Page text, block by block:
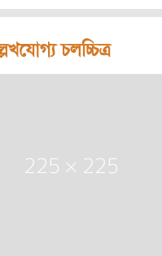
চলচ্চিত্র